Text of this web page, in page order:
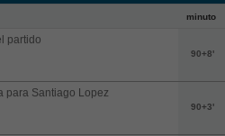
minuto
partido
90+8'
para Santiago Lopez
90+3'